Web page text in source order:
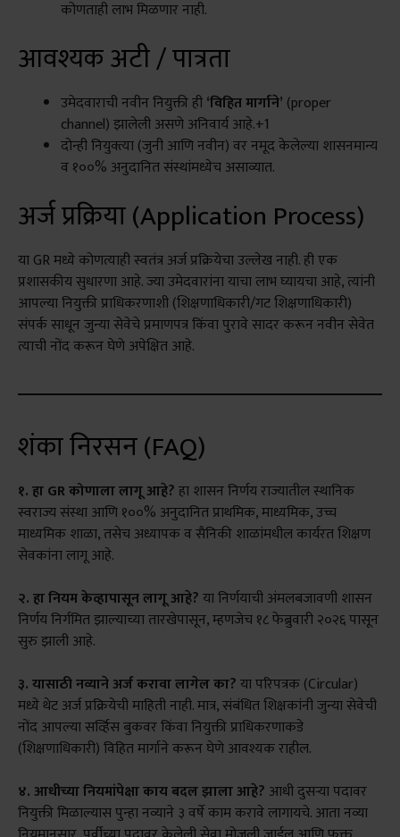
कोणताही लाभ मिळणार नाही.
आवश्यक अटी / पात्रता
उमेदवाराची नवीन नियुक्ती ही‘विहित मार्गाने’ (proper
channel) झालेली असणे अनिवार्य आहे.+1
दोन्ही नियुक्त्या (जुनी आणि नवीन) वर नमूद केलेल्या शासनमान्य
व १००% अनुदानित संस्थांमध्येच असाव्यात.
अर्ज प्रक्रिया (Application Process)
या GR मध्ये कोणत्याही स्वतंत्र अर्ज प्रक्रियेचा उल्लेख नाही. ही एक
प्रशासकीय सुधारणा आहे. ज्या उमेदवारांना याचा लाभ घ्यायचा आहे, त्यांनी
आपल्या नियुक्ती प्राधिकरणाशी (शिक्षणाधिकारी/गट शिक्षणाधिकारी)
संपर्क साधून जुन्या सेवेचे प्रमाणपत्र किंवा पुरावे सादर करून नवीन सेवेत
त्याची नोंद करून घेणे अपेक्षित आहे.
शंका निरसन (FAQ)
१. हा GR कोणाला लागू आहे?हा शासन निर्णय राज्यातील स्थानिक
स्वराज्य संस्था आणि १००% अनुदानित प्राथमिक, माध्यमिक, उच्च
माध्यमिक शाळा, तसेच अध्यापक व सैनिकी शाळांमधील कार्यरत शिक्षण
सेवकांना लागू आहे.
२. हा नियम केव्हापासून लागू आहे?या निर्णयाची अंमलबजावणी शासन
निर्णय निर्गमित झाल्याच्या तारखेपासून, म्हणजेच १८ फेब्रुवारी २०२६ पासून
सुरु झाली आहे.
३. यासाठी नव्याने अर्ज करावा लागेल का?या परिपत्रक (Circular)
मध्ये थेट अर्ज प्रक्रियेची माहिती नाही. मात्र, संबंधित शिक्षकांनी जुन्या सेवेची
नोंद आपल्या सर्व्हिस बुकवर किंवा नियुक्ती प्राधिकरणाकडे
(शिक्षणाधिकारी) विहित मार्गाने करून घेणे आवश्यक राहील.
४. आधीच्या नियमांपेक्षा काय बदल झाला आहे? आधी दुसऱ्या पदावर
नियुक्ती मिळाल्यास पुन्हा नव्याने ३ वर्षे काम करावे लागायचे. आता नव्या